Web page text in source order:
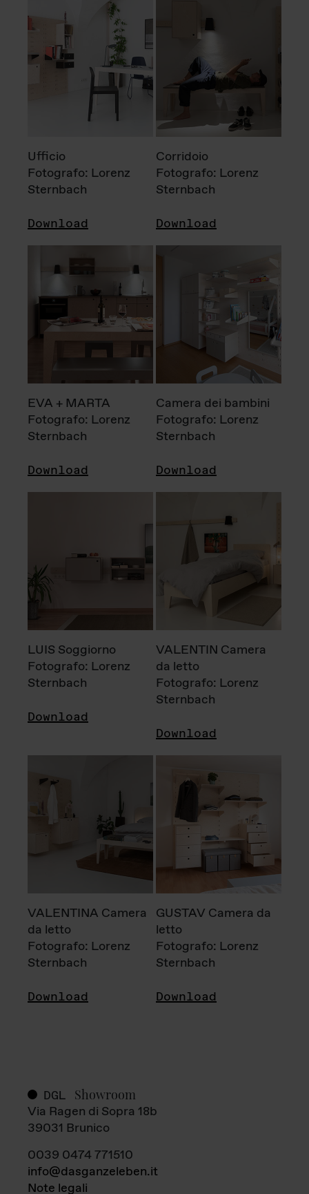
Ufficio
Fotografo: Lorenz
Sternbach
Download
Corridoio
Fotografo: Lorenz
Sternbach
Download
EVA + MARTA
Fotografo: Lorenz
Sternbach
Download
Camera dei bambini
Fotografo: Lorenz
Sternbach
Download
LUIS Soggiorno
Fotografo: Lorenz
Sternbach
Download
VALENTIN Camera
da letto
Fotografo: Lorenz
Sternbach
Download
VALENTINA Camera
da letto
Fotografo: Lorenz
Sternbach
Download
GUSTAV Camera da
letto
Fotografo: Lorenz
Sternbach
Download
DGL Showroom
Via Ragen di Sopra 18b
39031 Brunico
0039 0474 771510
info@dasganzeleben.it
Note legali